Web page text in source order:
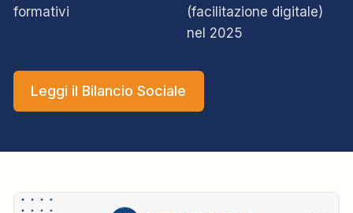
formativi
(facilitazione digitale)
nel 2025
Leggi il Bilancio Sociale